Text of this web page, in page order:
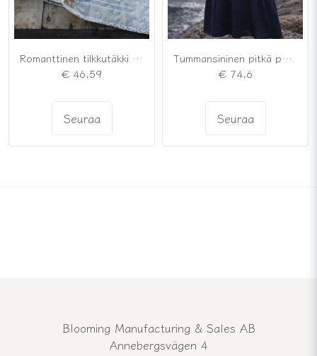
Romanttinen tilkkutäkki pehmeissä harmaissa ja puuterinvaaleanpunaisissa sävyissä
€ 46,59
Seuraa
Tummansininen pitkä pellavamekko
€ 74,6
Seuraa
Blooming Manufacturing & Sales AB
Annebergsvägen 4